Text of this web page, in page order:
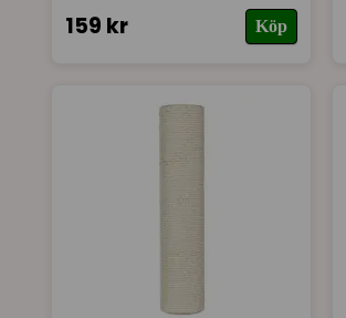
159 kr Köp